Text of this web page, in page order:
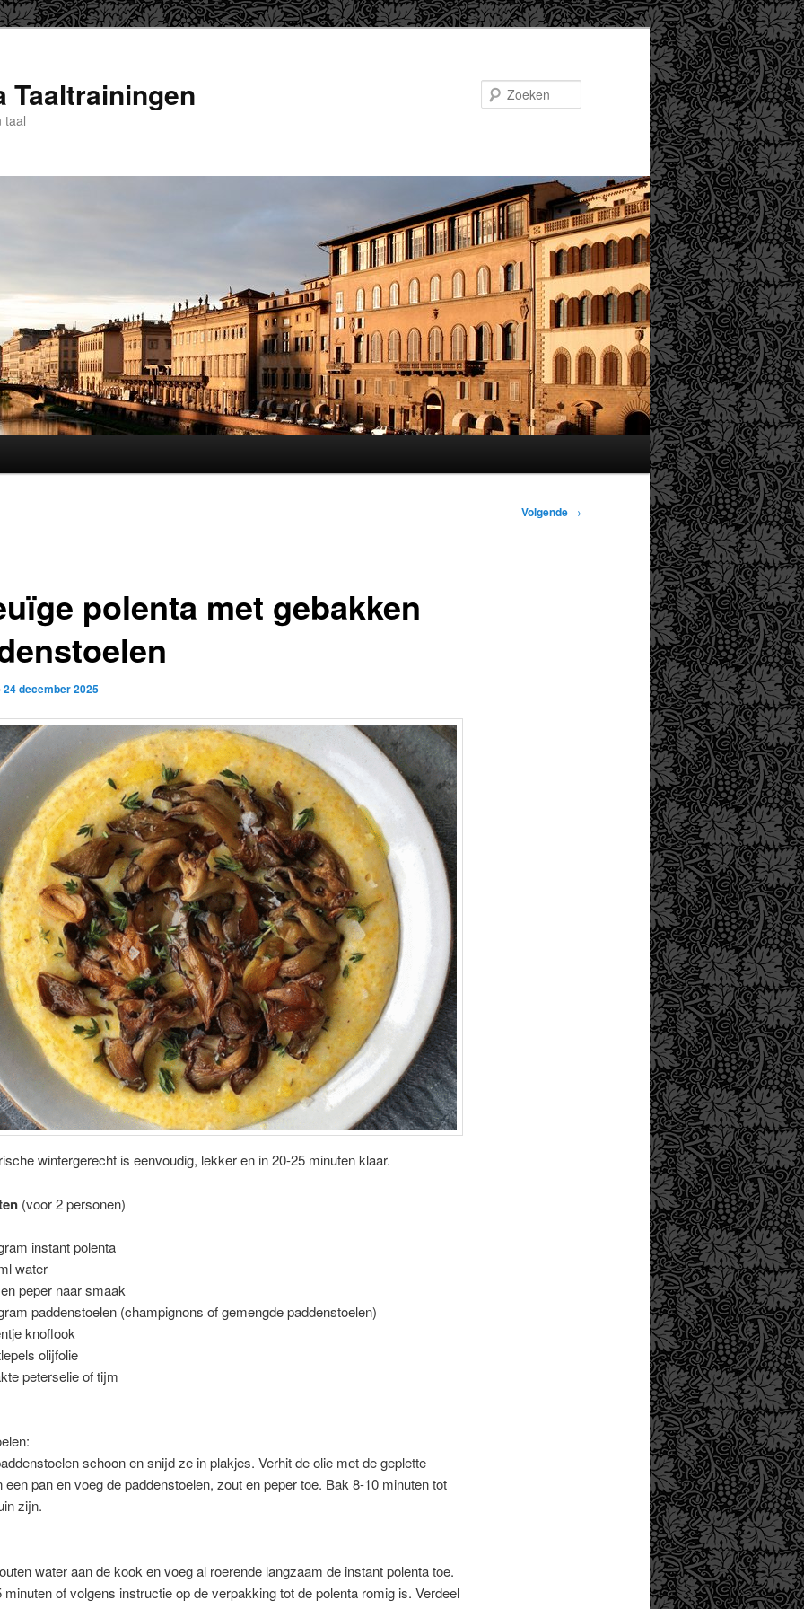
Taaltrainingen
taal
Volgende →
polenta met gebakken
24 december 2025
wintergerecht is eenvoudig, lekker en in 20-25 minuten klaar.
(voor 2 personen)
instant polenta
water
peper naar smaak
paddenstoelen (champignons of gemengde paddenstoelen)
knoflook
olijfolie
peterselie of tijm
schoon en snijd ze in plakjes. Verhit de olie met de geplette
een pan en voeg de paddenstoelen, zout en peper toe. Bak 8-10 minuten tot
zijn.
water aan de kook en voeg al roerende langzaam de instant polenta toe.
minuten of volgens instructie op de verpakking tot de polenta romig is. Verdeel